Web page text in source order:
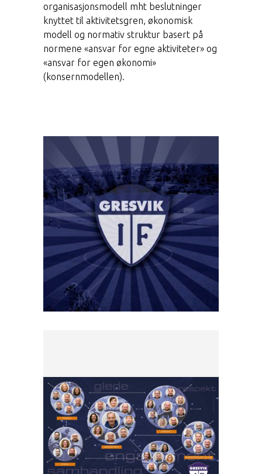
organisasjonsmodell mht beslutninger
knyttet til aktivitetsgren, økonomisk
modell og normativ struktur basert på
normene «ansvar for egne aktiviteter» og
«ansvar for egen økonomi»
(konsernmodellen).